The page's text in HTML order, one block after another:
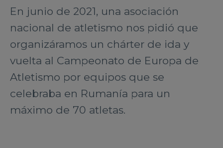
En junio de 2021, una asociación
nacional de atletismo nos pidió que
organizáramos un chárter de ida y
vuelta al Campeonato de Europa de
Atletismo por equipos que se
celebraba en Rumanía para un
máximo de 70 atletas.